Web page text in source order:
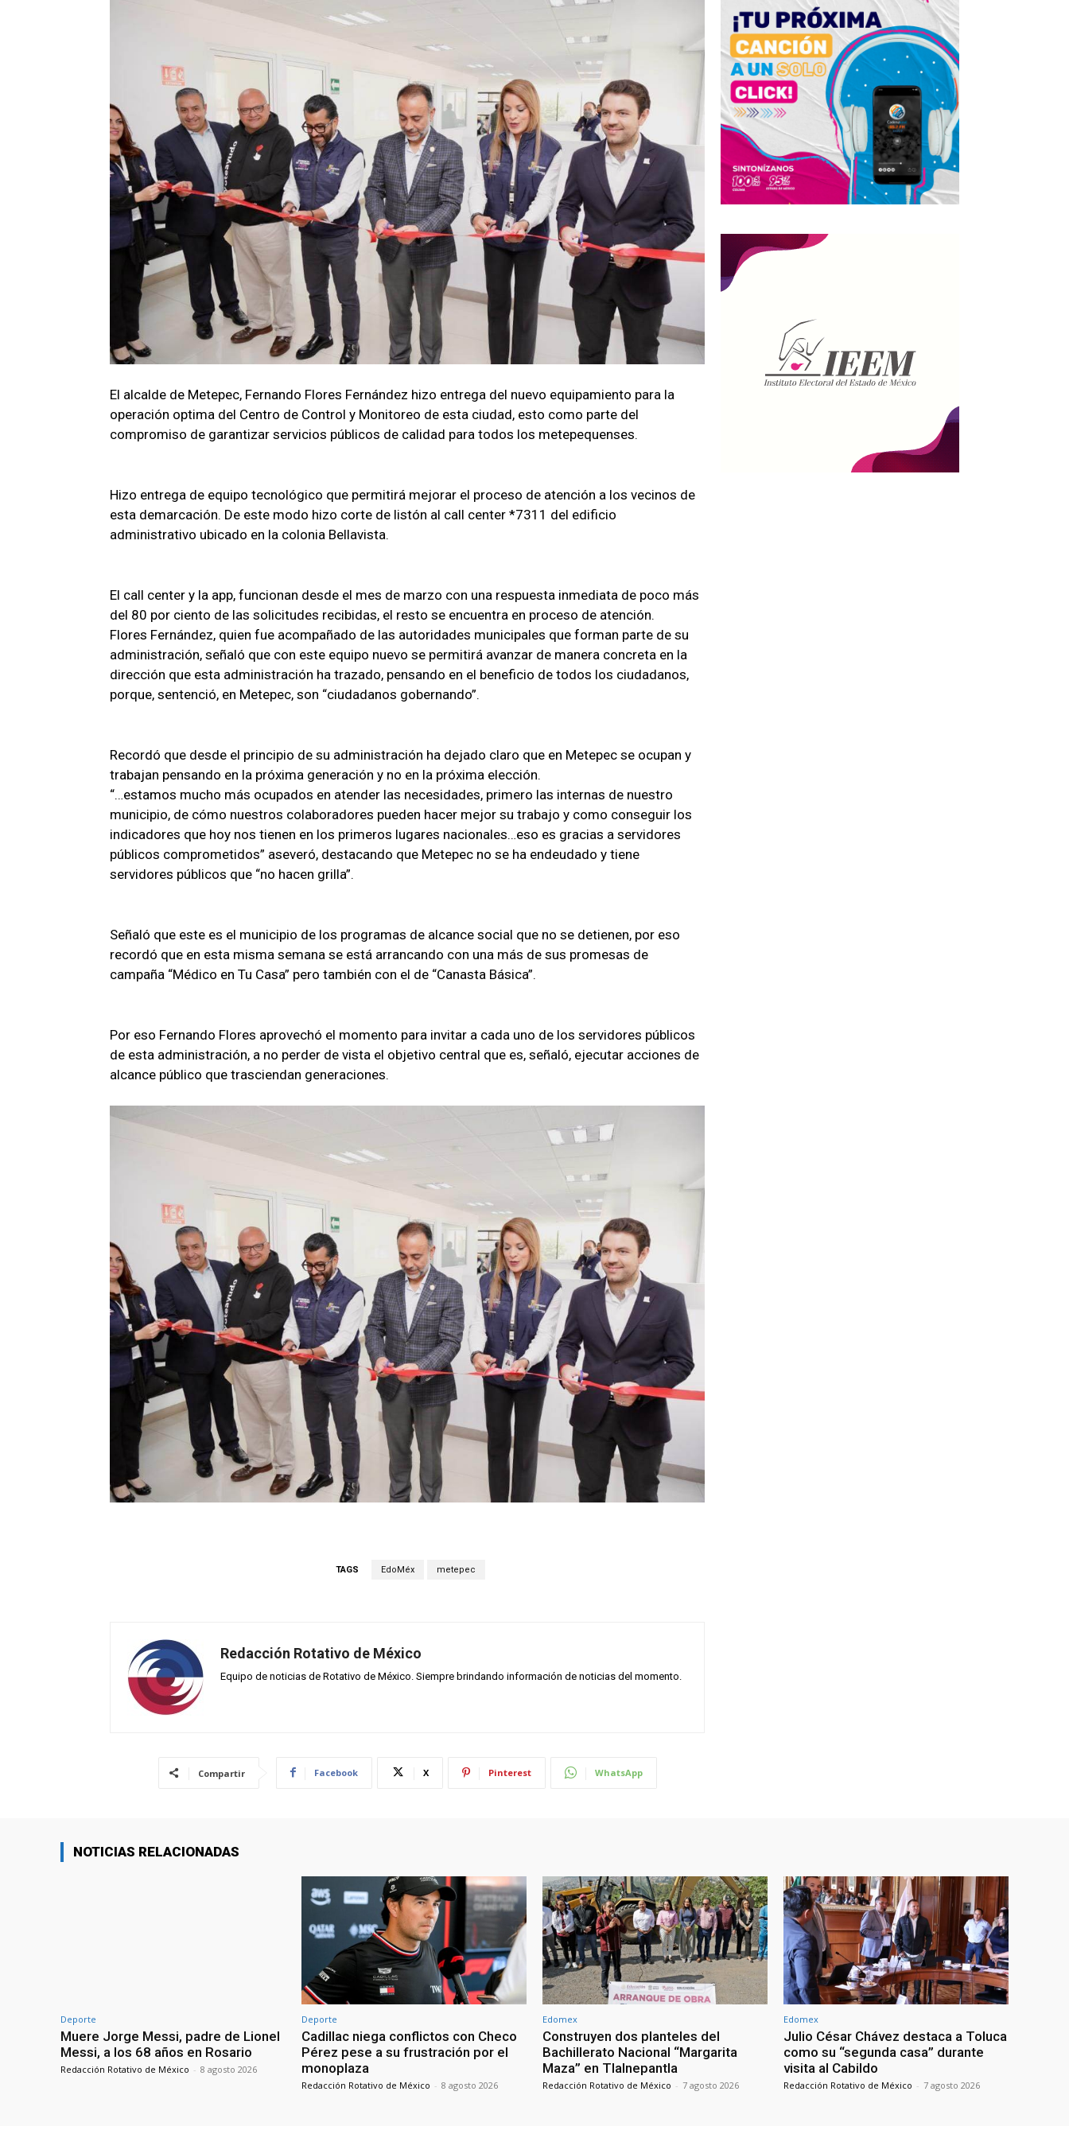
El alcalde de Metepec, Fernando Flores Fernández hizo entrega del nuevo equipamiento para la
operación optima del Centro de Control y Monitoreo de esta ciudad, esto como parte del
compromiso de garantizar servicios públicos de calidad para todos los metepequenses.
Hizo entrega de equipo tecnológico que permitirá mejorar el proceso de atención a los vecinos de
esta demarcación. De este modo hizo corte de listón al call center *7311 del edificio
administrativo ubicado en la colonia Bellavista.
El call center y la app, funcionan desde el mes de marzo con una respuesta inmediata de poco más
del 80 por ciento de las solicitudes recibidas, el resto se encuentra en proceso de atención.
Flores Fernández, quien fue acompañado de las autoridades municipales que forman parte de su
administración, señaló que con este equipo nuevo se permitirá avanzar de manera concreta en la
dirección que esta administración ha trazado, pensando en el beneficio de todos los ciudadanos,
porque, sentenció, en Metepec, son “ciudadanos gobernando”.
Recordó que desde el principio de su administración ha dejado claro que en Metepec se ocupan y
trabajan pensando en la próxima generación y no en la próxima elección.
“…estamos mucho más ocupados en atender las necesidades, primero las internas de nuestro
municipio, de cómo nuestros colaboradores pueden hacer mejor su trabajo y como conseguir los
indicadores que hoy nos tienen en los primeros lugares nacionales…eso es gracias a servidores
públicos comprometidos” aseveró, destacando que Metepec no se ha endeudado y tiene
servidores públicos que “no hacen grilla”.
Señaló que este es el municipio de los programas de alcance social que no se detienen, por eso
recordó que en esta misma semana se está arrancando con una más de sus promesas de
campaña “Médico en Tu Casa” pero también con el de “Canasta Básica”.
Por eso Fernando Flores aprovechó el momento para invitar a cada uno de los servidores públicos
de esta administración, a no perder de vista el objetivo central que es, señaló, ejecutar acciones de
alcance público que trasciendan generaciones.
TAGS EdoMéx metepec
Redacción Rotativo de México
Equipo de noticias de Rotativo de México. Siempre brindando información de noticias del momento.
Compartir Facebook X Pinterest WhatsApp
NOTICIAS RELACIONADAS
Deporte
Muere Jorge Messi, padre de Lionel
Messi, a los 68 años en Rosario
Redacción Rotativo de México - 8 agosto 2026
Deporte
Cadillac niega conflictos con Checo
Pérez pese a su frustración por el
monoplaza
Redacción Rotativo de México - 8 agosto 2026
Edomex
Construyen dos planteles del
Bachillerato Nacional “Margarita
Maza” en Tlalnepantla
Redacción Rotativo de México - 7 agosto 2026
Edomex
Julio César Chávez destaca a Toluca
como su “segunda casa” durante
visita al Cabildo
Redacción Rotativo de México - 7 agosto 2026